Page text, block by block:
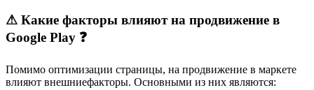
⚠ Какие факторы влияют на продвижение в
Google Play ❓
Помимо оптимизации страницы, на продвижение в маркете
влияют внешниефакторы. Основными из них являются: